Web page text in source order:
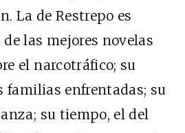
La de Restrepo es
las mejores novelas
el narcotráfico; su
familias enfrentadas; su
su tiempo, el del